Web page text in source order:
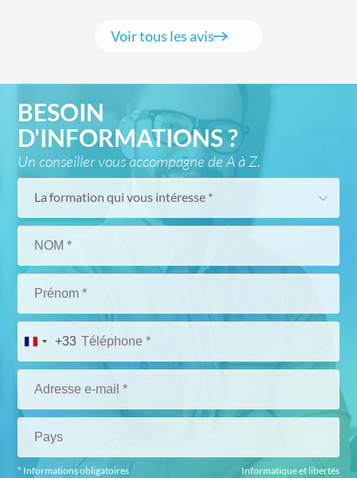
Voir tous les avis
BESOIN
D'INFORMATIONS ?
Un conseiller vous accompagne de A à Z.
La formation qui vous intéresse *
+33
* Informations obligatoires Informatique et libertés